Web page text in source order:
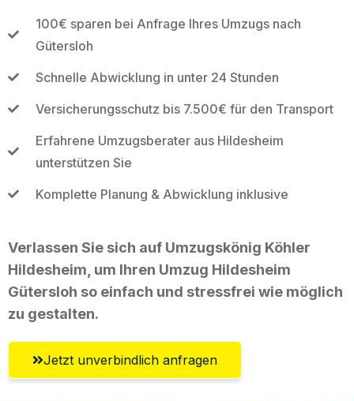
100€ sparen bei Anfrage Ihres Umzugs nach
Gütersloh
Schnelle Abwicklung in unter 24 Stunden
Versicherungsschutz bis 7.500€ für den Transport
Erfahrene Umzugsberater aus Hildesheim
unterstützen Sie
Komplette Planung & Abwicklung inklusive
Verlassen Sie sich auf Umzugskönig Köhler
Hildesheim, um Ihren Umzug Hildesheim
Gütersloh so einfach und stressfrei wie möglich
zu gestalten.
Jetzt unverbindlich anfragen